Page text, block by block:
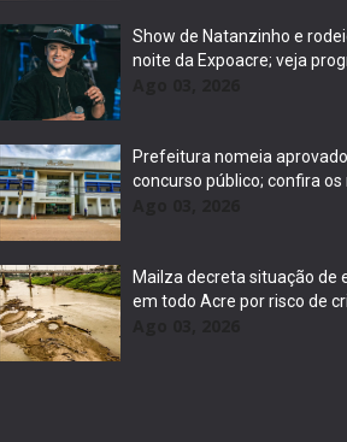
Show de Natanzinho e
noite da Expoacre; veja
Prefeitura nomeia
concurso público; confira os
Mailza decreta situação de
em todo Acre por risco de